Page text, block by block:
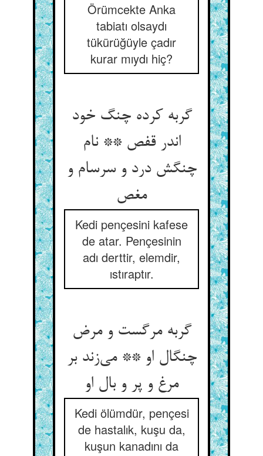
Örümcekte Anka
tabiatı olsaydı
tükürüğüyle çadır
kurar mıydı hiç?
گربه کرده چنگ خود
اندر قفص ** نام
چنگش درد و سرسام و
مغص
Kedi pençesini kafese
de atar. Pençesinin
adı derttir, elemdir,
ıstıraptır.
گربه مرگست و مرض
چنگال او ** می‌زند بر
مرغ و پر و بال او
Kedi ölümdür, pençesi
de hastalık, kuşu da,
kuşun kanadını da